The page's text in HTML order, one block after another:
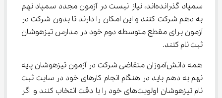
سمپاد گذرانده‌اند، نیاز نیست در آزمون مجدد سمپاد نهم
به دهم شرکت کنند و این امکان را دارند تا بدون شرکت در
آزمون برای مقطع متوسطه دوم خود در مدارس تیزهوشان
ثبت نام کنند.
همه دانش‌آموزان متقاضی شرکت در آزمون تیزهوشان پایه
نهم به دهم باید در هنگام انجام کارهای خود در سایت ثبت
نام تیزهوشان اولویت‌های خود را با دقت انتخاب کنند و اگر